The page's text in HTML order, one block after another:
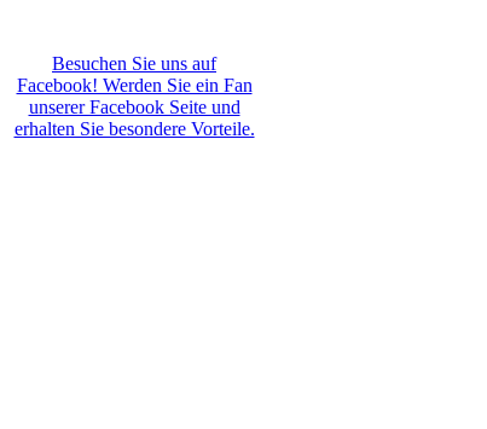
Besuchen Sie uns auf
Facebook! Werden Sie ein Fan
unserer Facebook Seite und
erhalten Sie besondere Vorteile.